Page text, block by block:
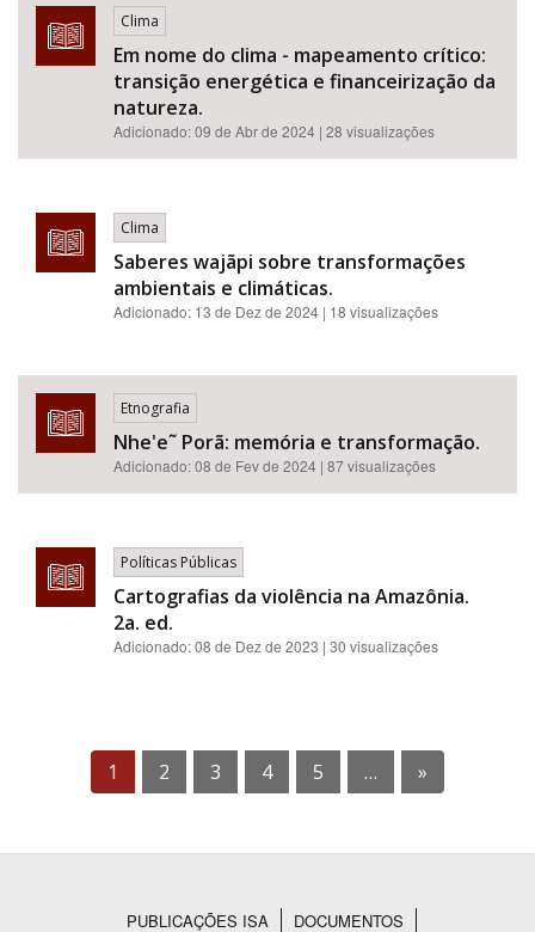
Clima
Em nome do clima - mapeamento crítico:
transição energética e financeirização da
natureza.
Adicionado:09 de Abr de 2024 | 28 visualizações
Clima
Saberes wajãpi sobre transformações
ambientais e climáticas.
Adicionado: 13 de Dez de 2024 | 18 visualizações
Etnografia
Nhe'e˜ Porã: memória e transformação.
Adicionado:08 de Fev de 2024 | 87 visualizações
Políticas Públicas
Cartografias da violência na Amazônia.
2a. ed.
Adicionado:08 de Dez de 2023 | 30 visualizações
1 2 3 4 5 … »
PUBLICAÇÕES ISA DOCUMENTOS